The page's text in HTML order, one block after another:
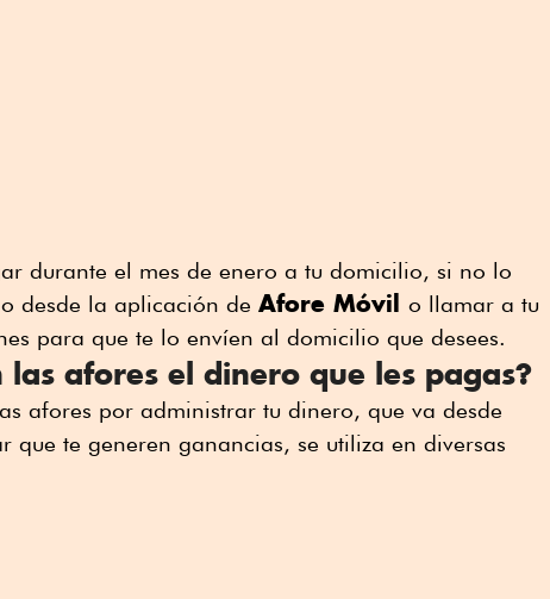
durante el mes de enero a tu domicilio, si no lo
desde la aplicación de Afore Móvil o llamar a tu
para que te lo envíen al domicilio que desees.
las afores el dinero que les pagas?
afores por administrar tu dinero, que va desde
que te generen ganancias, se utiliza en diversas